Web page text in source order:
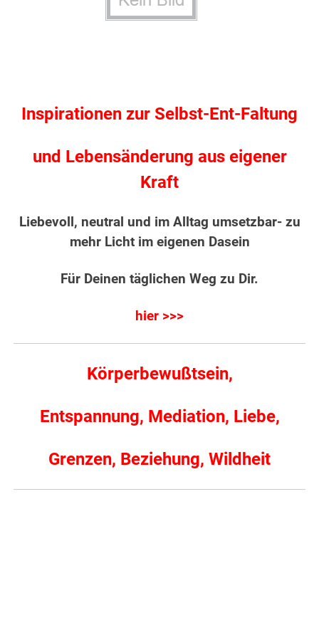
Inspirationen zur Selbst-Ent-Faltung
und Lebensänderung aus eigener
Kraft
Liebevoll, neutral und im Alltag umsetzbar- zu
mehr Licht im eigenen Dasein
Für Deinen täglichen Weg zu Dir.
hier >>>
Körperbewußtsein,
Entspannung, Mediation, Liebe,
Grenzen, Beziehung, Wildheit